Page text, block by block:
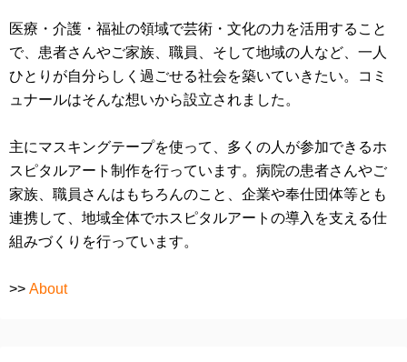
医療・介護・福祉の領域で芸術・文化の力を活用すること
で、患者さんやご家族、職員、そして地域の人など、一人
ひとりが自分らしく過ごせる社会を築いていきたい。コミ
ュナールはそんな想いから設立されました。
主にマスキングテープを使って、多くの人が参加できるホ
スピタルアート制作を行っています。病院の患者さんやご
家族、職員さんはもちろんのこと、企業や奉仕団体等とも
連携して、地域全体でホスピタルアートの導入を支える仕
組みづくりを行っています。
>> About